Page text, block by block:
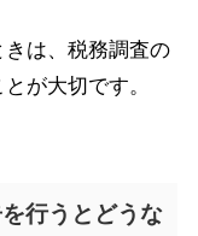
は、税務調査の
が大切です。
行うとどうな